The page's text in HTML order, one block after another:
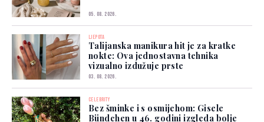
05. 08. 2026.
LJEPOTA
Talijanska manikura hit je za kratke
nokte: Ova jednostavna tehnika
vizualno izdužuje prste
03. 08. 2026.
CELEBRITY
Bez šminke i s osmijehom: Gisele
Bündchen u 46. godini izgleda bolje